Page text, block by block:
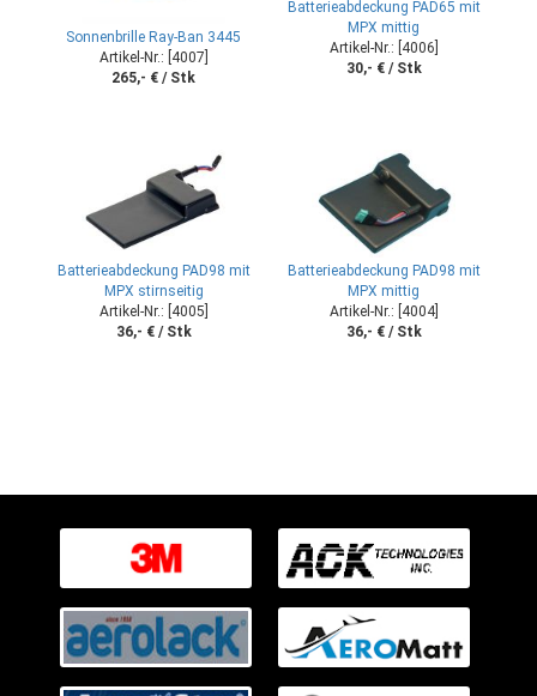
Sonnenbrille Ray-Ban 3445
Artikel-Nr.: [4007]
265,- € / Stk
Batterieabdeckung PAD65 mit
MPX mittig
Artikel-Nr.: [4006]
30,- € / Stk
Batterieabdeckung PAD98 mit
MPX stirnseitig
Artikel-Nr.: [4005]
36,- € / Stk
Batterieabdeckung PAD98 mit
MPX mittig
Artikel-Nr.: [4004]
36,- € / Stk